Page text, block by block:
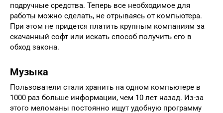
подручные средства. Теперь все необходимое для
работы можно сделать, не отрываясь от компьютера.
При этом не придется платить крупным компаниям за
скачанный софт или искать способ получить его в
обход закона.
Музыка
Пользователи стали хранить на одном компьютере в
1000 раз больше информации, чем 10 лет назад. Из-за
этого меломаны постоянно ищут удобную программу